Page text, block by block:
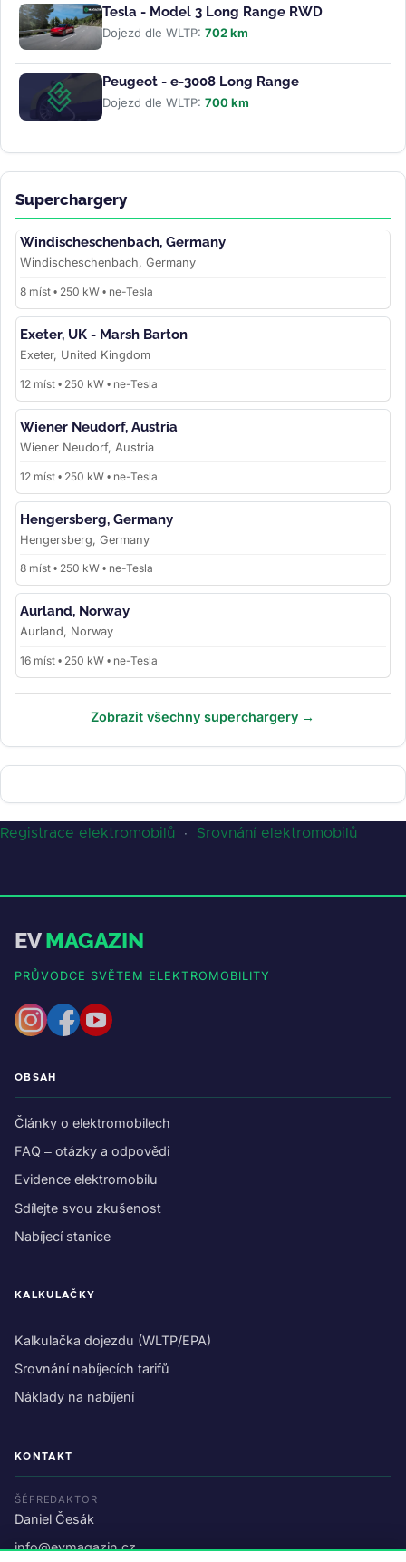
Tesla - Model 3 Long Range RWD
Dojezd dle WLTP: 702 km
Peugeot - e-3008 Long Range
Dojezd dle WLTP: 700 km
Superchargery
Windischeschenbach, Germany
Windischeschenbach, Germany
8 míst • 250 kW • ne-Tesla
Exeter, UK - Marsh Barton
Exeter, United Kingdom
12 míst • 250 kW • ne-Tesla
Wiener Neudorf, Austria
Wiener Neudorf, Austria
12 míst • 250 kW • ne-Tesla
Hengersberg, Germany
Hengersberg, Germany
8 míst • 250 kW • ne-Tesla
Aurland, Norway
Aurland, Norway
16 míst • 250 kW • ne-Tesla
Zobrazit všechny superchargery →
Registrace elektromobilů · Srovnání elektromobilů
EVMAGAZIN
PRŮVODCE SVĚTEM ELEKTROMOBILITY
OBSAH
Články o elektromobilech
FAQ – otázky a odpovědi
Evidence elektromobilu
Sdílejte svou zkušenost
Nabíjecí stanice
KALKULAČKY
Kalkulačka dojezdu (WLTP/EPA)
Srovnání nabíjecích tarifů
Náklady na nabíjení
KONTAKT
ŠÉFREDAKTOR
Daniel Česák
info@evmagazin.cz